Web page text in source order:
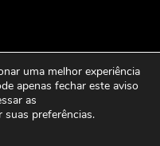
uma melhor experiência
apenas fechar este aviso
as
suas preferências.